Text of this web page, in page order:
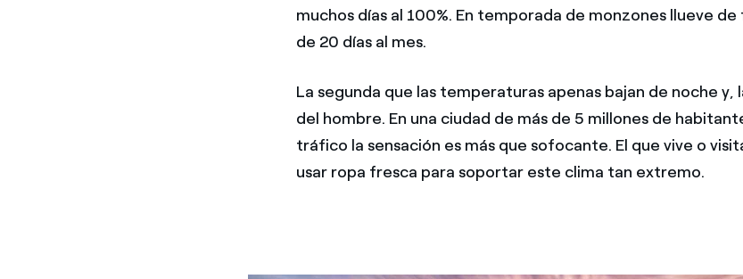
muchos días al 100%. En temporada de monzones llueve
de 20 días al mes.
La segunda que las temperaturas apenas bajan de noche
del hombre. En una ciudad de más de 5 millones de
tráfico la sensación es más que sofocante. El que vive o
usar ropa fresca para soportar este clima tan extremo.